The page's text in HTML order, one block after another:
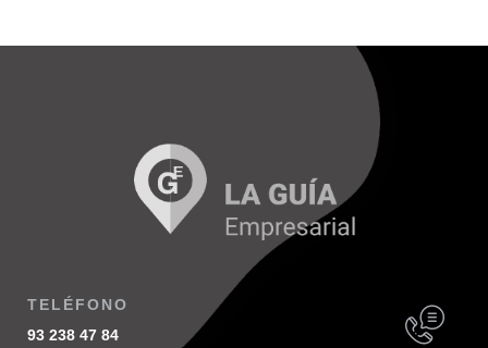
TELÉFONO
93 238 47 84